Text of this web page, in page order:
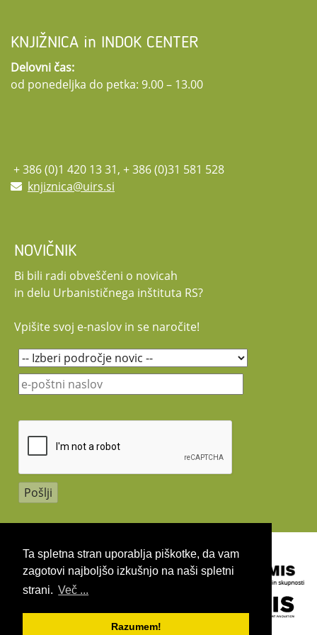
Ta spletna stran uporablja piškotke, da vam
zagotovi najboljšo izkušnjo na naši spletni
strani. Več ...
Razumem!
12:20 – 13:00 Branka Cvijetičanin: Pogled pešca ali kako prostor oblikuje
življenjsko pripoved
13:00 – 13:30 Zaključna razprava
PODROBNEJŠI PROGRAM
Za vse dodatne informacije smo dosegljivi na:trajnostna.dediscina@fa.uni-
lj.si in nahei-transform@zvkds.si.
KNJIŽNICA in INDOK CENTER
Delovni čas:
od ponedeljka do petka: 9.00 – 13.00
+ 386 (0)1 420 13 31, + 386 (0)31 581 528
knjiznica@uirs.si
NOVIČNIK
Bi bili radi obveščeni o novicah
in delu Urbanističnega inštituta RS?
Vpišite svoj e-naslov in se naročite!